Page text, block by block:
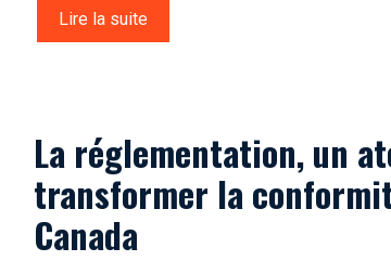
Lire la suite
La réglementation, un
transformer la
Canada